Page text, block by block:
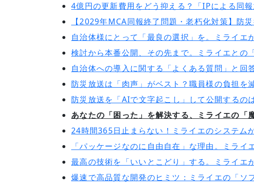
4億円の更新費用をどう抑える？「IPによる同
【2029年MCA同報終了問題・老朽化対策】防
自治体様にとって「最良の選択」を。ミライエ
検討から本番公開、その先まで。ミライエとの
自治体への導入に関する「よくある質問」と回
防災放送は「肉声」がベスト？職員様の負担を
防災放送を「AIで文字起こし」して公開するの
あなたの「困った」を解決する、ミライエの「
24時間365日止まらない！ミライエのシステム
「パッケージなのに自由自在」な理由。ミラ
最高の技術を「いいとこどり」する。ミライエ
爆速で高品質な開発のヒミツ：ミライエの「ソ